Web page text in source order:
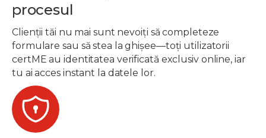
procesul
Clienții tăi nu mai sunt nevoiți să completeze
formulare sau să stea la ghișee—toți utilizatorii
certME au identitatea verificată exclusiv online, iar
tu ai acces instant la datele lor.